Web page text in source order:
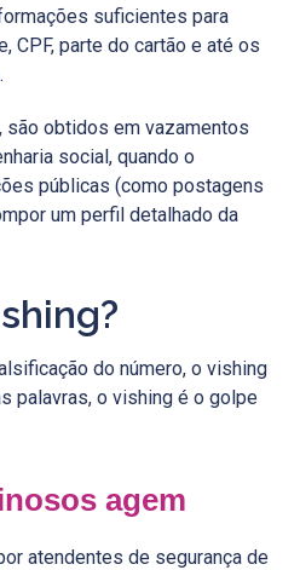
suficientes para
CPF, parte do cartão e até os
são obtidos em vazamentos
social, quando o
públicas (como postagens
um perfil detalhado da
do número, o vishing
palavras, o vishing é o golpe
agem
atendentes de segurança de